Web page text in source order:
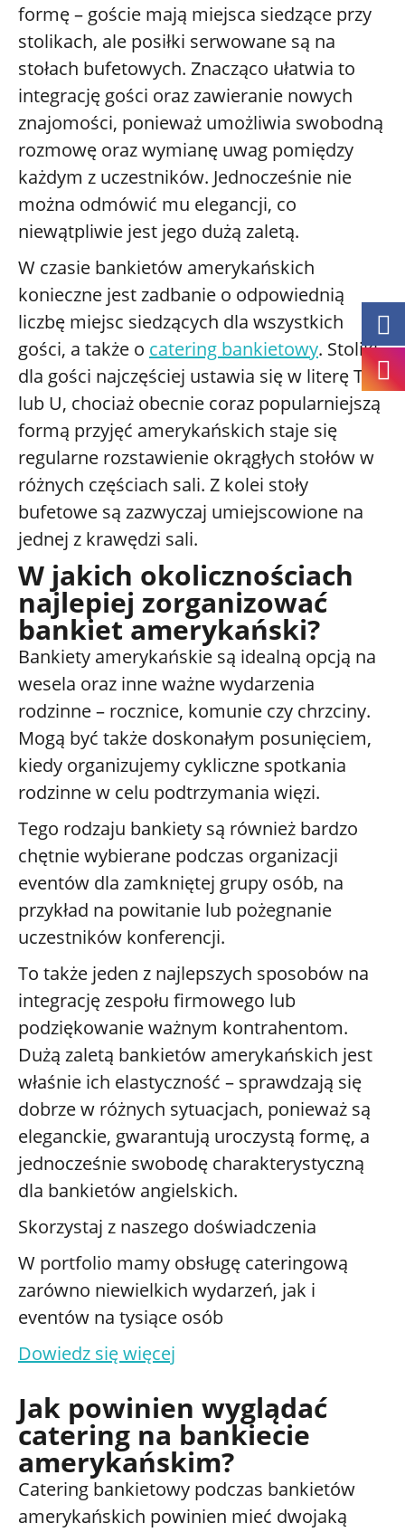
formę – goście mają miejsca siedzące przy
stolikach, ale posiłki serwowane są na
stołach bufetowych. Znacząco ułatwia to
integrację gości oraz zawieranie nowych
znajomości, ponieważ umożliwia swobodną
rozmowę oraz wymianę uwag pomiędzy
każdym z uczestników. Jednocześnie nie
można odmówić mu elegancji, co
niewątpliwie jest jego dużą zaletą.
W czasie bankietów amerykańskich
konieczne jest zadbanie o odpowiednią
liczbę miejsc siedzących dla wszystkich
gości, a także o catering bankietowy. Stoliki
dla gości najczęściej ustawia się w literę T
lub U, chociaż obecnie coraz popularniejszą
formą przyjęć amerykańskich staje się
regularne rozstawienie okrągłych stołów w
różnych częściach sali. Z kolei stoły
bufetowe są zazwyczaj umiejscowione na
jednej z krawędzi sali.
W jakich okolicznościach
najlepiej zorganizować
bankiet amerykański?
Bankiety amerykańskie są idealną opcją na
wesela oraz inne ważne wydarzenia
rodzinne – rocznice, komunie czy chrzciny.
Mogą być także doskonałym posunięciem,
kiedy organizujemy cykliczne spotkania
rodzinne w celu podtrzymania więzi.
Tego rodzaju bankiety są również bardzo
chętnie wybierane podczas organizacji
eventów dla zamkniętej grupy osób, na
przykład na powitanie lub pożegnanie
uczestników konferencji.
To także jeden z najlepszych sposobów na
integrację zespołu firmowego lub
podziękowanie ważnym kontrahentom.
Dużą zaletą bankietów amerykańskich jest
właśnie ich elastyczność – sprawdzają się
dobrze w różnych sytuacjach, ponieważ są
eleganckie, gwarantują uroczystą formę, a
jednocześnie swobodę charakterystyczną
dla bankietów angielskich.
Skorzystaj z naszego doświadczenia
W portfolio mamy obsługę cateringową
zarówno niewielkich wydarzeń, jak i
eventów na tysiące osób
Dowiedz się więcej
Jak powinien wyglądać
catering na bankiecie
amerykańskim?
Catering bankietowy podczas bankietów
amerykańskich powinien mieć dwojaką